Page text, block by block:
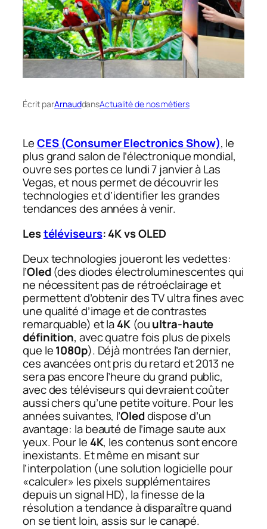
Écrit parArnauddansActualité de nos métiers
LeCES (Consumer Electronics Show), le
plus grand salon de l’électronique mondial,
ouvre ses portes ce lundi 7 janvier à Las
Vegas, et nous permet de découvrir les
technologies et d’identifier les grandes
tendances des années à venir.
Lestéléviseurs: 4K vs OLED
Deux technologies joueront les vedettes:
l’Oled(des diodes électroluminescentes qui
ne nécessitent pas de rétroéclairage et
permettent d’obtenir des TV ultra fines avec
une qualité d’image et de contrastes
remarquable) et la4K(ouultra-haute
définition, avec quatre fois plus de pixels
que le1080p). Déjà montrées l’an dernier,
ces avancées ont pris du retard et 2013 ne
sera pas encore l’heure du grand public,
avec des téléviseurs qui devraient coûter
aussi chers qu’une petite voiture. Pour les
années suivantes, l’Oleddispose d’un
avantage: la beauté de l’image saute aux
yeux. Pour le 4K, les contenus sont encore
inexistants. Et même en misant sur
l’interpolation (une solution logicielle pour
«calculer» les pixels supplémentaires
depuis un signal HD), la finesse de la
résolution a tendance à disparaître quand
on se tient loin, assis sur le canapé.